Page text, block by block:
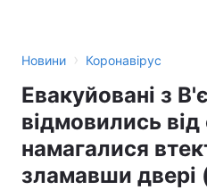
Новини › Коронавірус
Евакуйовані з
відмовились від
намагалися
зламавши двері